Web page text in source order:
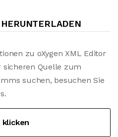
zu oXygen XML Editor
sicheren Quelle zum
suchen, besuchen Sie
klicken